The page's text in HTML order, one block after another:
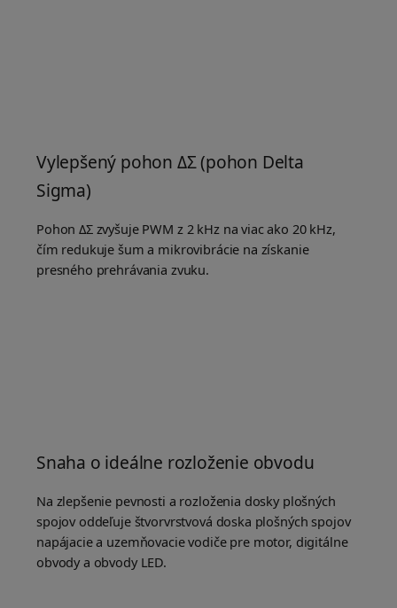
Vylepšený pohon ΔΣ (pohon Delta
Sigma)
Pohon ΔΣ zvyšuje PWM z 2 kHz na viac ako 20 kHz,
čím redukuje šum a mikrovibrácie na získanie
presného prehrávania zvuku.
Snaha o ideálne rozloženie obvodu
Na zlepšenie pevnosti a rozloženia dosky plošných
spojov oddeľuje štvorvrstvová doska plošných spojov
napájacie a uzemňovacie vodiče pre motor, digitálne
obvody a obvody LED.